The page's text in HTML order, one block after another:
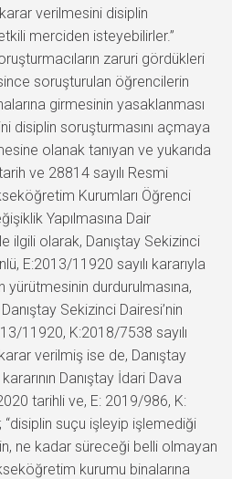
verilmesini disiplin
merciden isteyebilirler.”
zaruri gördükleri
soruşturulan öğrencilerin
girmesinin yasaklanması
disiplin soruşturmasını açmaya
olanak tanıyan ve yukarıda
ve 28814 sayılı Resmi
Kurumları Öğrenci
Yapılmasına Dair
ilgili olarak, Danıştay Sekizinci
E:2013/11920 sayılı kararıyla
durdurulmasına,
Sekizinci Dairesi’nin
11920, K:2018/7538 sayılı
verilmiş ise de, Danıştay
Danıştay İdari Dava
tarihli ve, E: 2019/986, K:
“disiplin suçu işleyip işlemediği
ne kadar süreceği belli olmayan
kurumu binalarına